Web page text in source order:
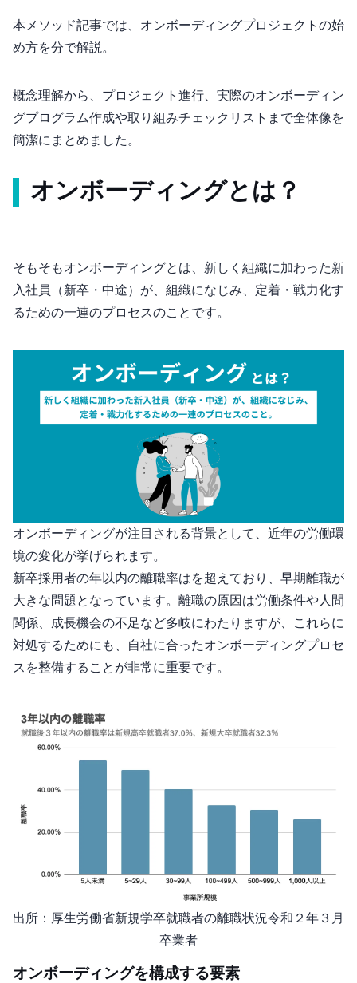
本メソッド記事では、オンボーディング プロジェクトの始
め方を5分で解説。
概念理解から、プロジェクト進行、実際のオンボーディン
グプログラム作成や取り組みチェックリストまで全体像を
簡潔にまとめました。
オンボーディングとは？
そもそもオンボーディングとは、新しく組織に加わった新
入社員（新卒・中途）が、組織になじみ、定着・戦力化す
るための一連のプロセスのことです。
オンボーディングが注目される背景として、近年の労働環
境の変化が挙げられます。
新卒採用者の3年以内の離職率は30%を超えており、早期離職が
大きな問題となっています。離職の原因は労働条件や人間
関係、成長機会の不足など多岐にわたりますが、これらに
対処するためにも、自社に合ったオンボーディングプロセ
スを整備することが非常に重要です。
出所：厚生労働省 新規学卒就職者の離職状況(令和２年３月
卒業者)
オンボーディングを構成する要素